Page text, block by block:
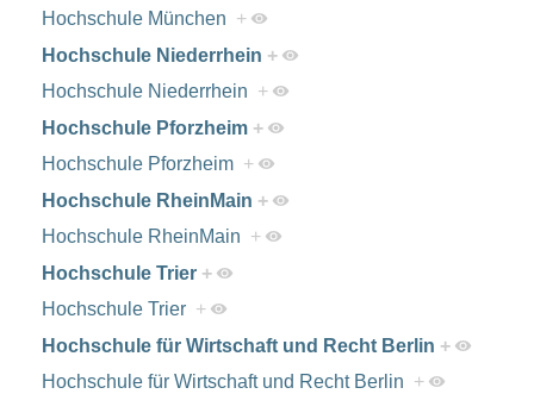
Hochschule München +
Hochschule Niederrhein +
Hochschule Niederrhein +
Hochschule Pforzheim +
Hochschule Pforzheim +
Hochschule RheinMain +
Hochschule RheinMain +
Hochschule Trier +
Hochschule Trier +
Hochschule für Wirtschaft und Recht Berlin +
Hochschule für Wirtschaft und Recht Berlin +